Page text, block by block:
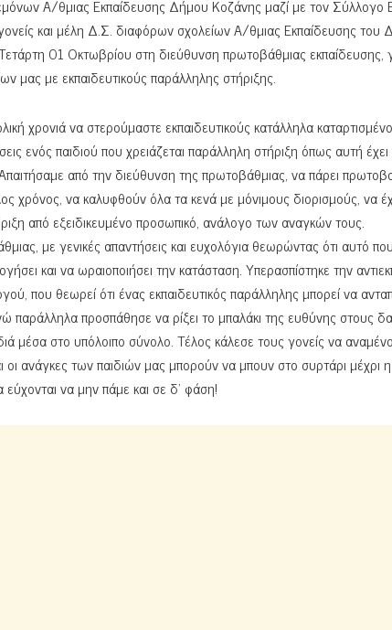
Α/θμιας Εκπαίδευσης Δήμου Κοζάνης μαζί με τον Σύλλογο
και μέλη Δ.Σ. διαφόρων σχολείων Α/θμιας Εκπαίδευσης του
01 Οκτωβρίου στη διεύθυνση πρωτοβάθμιας εκπαίδευσης,
μας με εκπαιδευτικούς παράλληλης στήριξης.
χρονιά να στερούμαστε εκπαιδευτικούς κατάλληλα
ενός παιδιού που χρειάζεται παράλληλη στήριξη όπως αυτή
από την διεύθυνση της πρωτοβάθμιας, να πάρει
χρόνος, να καλυφθούν όλα τα κενά με μόνιμους διορισμούς, να
από εξειδικευμένο προσωπικό, ανάλογο των αναγκών τους.
με γενικές απαντήσεις και ευχολόγια θεωρώντας ότι αυτό
και να ωραιοποιήσει την κατάσταση. Υπερασπίστηκε την
που θεωρεί ότι ένας εκπαιδευτικός παράλληλης μπορεί να
παράλληλα προσπάθησε να ρίξει το μπαλάκι της ευθύνης στους
μέσα στο υπόλοιπο σύνολο. Τέλος κάλεσε τους γονείς να
ανάγκες των παιδιών μας μπορούν να μπουν στο συρτάρι μέχρι
να μην πάμε και σε δ’ φάση!